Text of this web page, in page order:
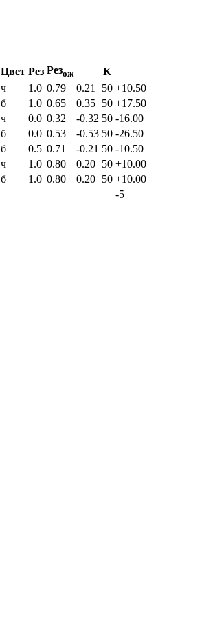
Цвет Рез Резож
К
ч 1.0 0.79 0.21 50 +10.50
б 1.0 0.65 0.35 50 +17.50
ч 0.0 0.32 -0.32 50 -16.00
б 0.0 0.53 -0.53 50 -26.50
б 0.5 0.71 -0.21 50 -10.50
ч 1.0 0.80 0.20 50 +10.00
б 1.0 0.80 0.20 50 +10.00
-5